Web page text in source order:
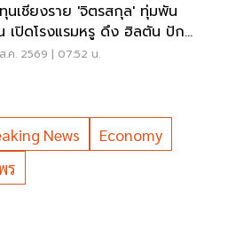
นเชียงราย 'จิตรสกุล' ทุ่มพัน
เปิดโรงแรมหรู ดึง ฮิลตัน ปัก
แบรนด์ใหม่
.ค. 2569 | 07:52 น.
News
Economy
ร